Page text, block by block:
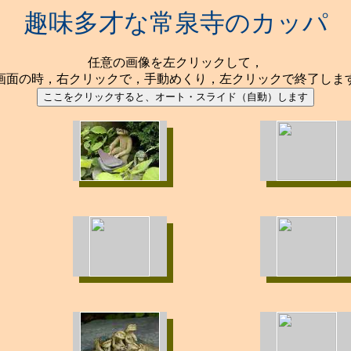
趣味多才な常泉寺のカッパ
任意の画像を左クリックして，
面の時，右クリックで，手動めくり，左クリックで終了しま